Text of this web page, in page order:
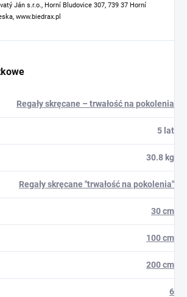
Ján s.r.o., Horní Bludovice 307, 739 37 Horní
www.biedrax.pl
Regały skręcane – trwałość na pokolenia
5 lat
30.8 kg
Regały skręcane "trwałość na pokolenia"
30 cm
100 cm
200 cm
6